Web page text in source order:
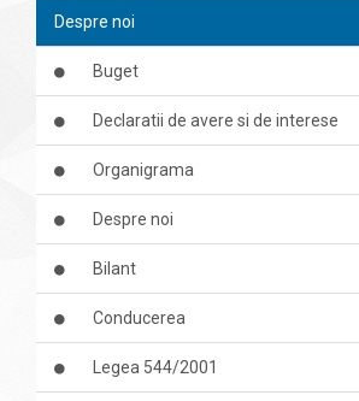
Despre noi
Buget
Declaratii de avere si de interese
Organigrama
Despre noi
Bilant
Conducerea
Legea 544/2001